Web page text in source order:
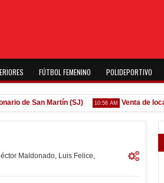
FÚTBOL FEMENINO POLIDEPORTIVO
de San Martín (SJ) 10:58 AM Venta de
Maldonado, Luis Felice,